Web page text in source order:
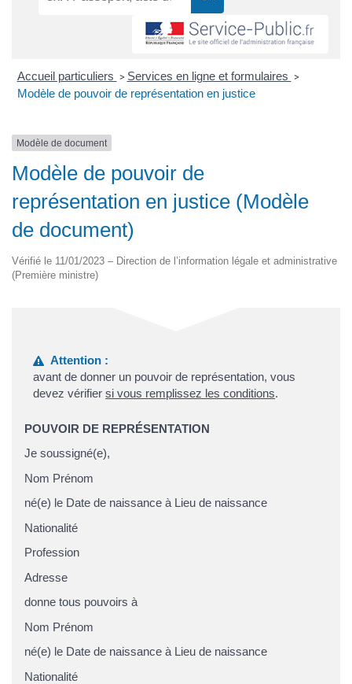
Accueil particuliers > Services en ligne et formulaires >
Modèle de pouvoir de représentation en justice
Modèle de document
Modèle de pouvoir de
représentation en justice (Modèle
de document)
Vérifié le 11/01/2023 – Direction de l’information légale et administrative
(Première ministre)
Attention :
avant de donner un pouvoir de représentation, vous
devez vérifiersi vous remplissez les conditions.
POUVOIR DE REPRÉSENTATION
Je soussigné(e),
Nom Prénom
né(e) le Date de naissance à Lieu de naissance
Nationalité
Profession
Adresse
donne tous pouvoirs à
Nom Prénom
né(e) le Date de naissance à Lieu de naissance
Nationalité